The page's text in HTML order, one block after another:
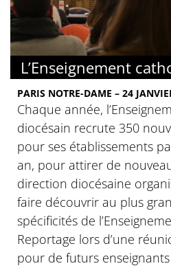
L’Enseignement
PARIS NOTRE-DAME – 24
Chaque année,
diocésain recrute 350
pour ses établissements
an, pour attirer de
direction diocésaine
faire découvrir au plus
spécificités de
Reportage lors d’une
pour de futurs